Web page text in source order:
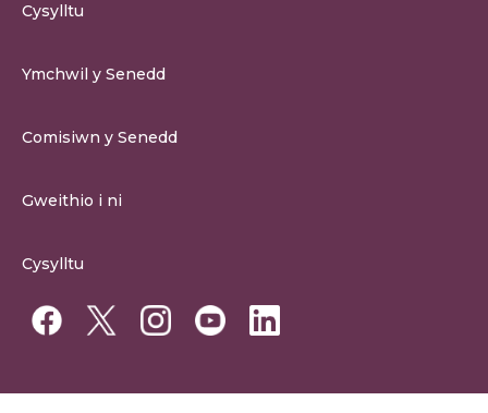
Cysylltu
Cysylltu â Senedd Cymru
Ymchwil y Senedd
Comisiwn y Senedd
Fframwaith Llywodraethu Corfforaethol y Comisiwn
Gweithio i ni
Gweithio i Aelod Senedd
Cysylltu